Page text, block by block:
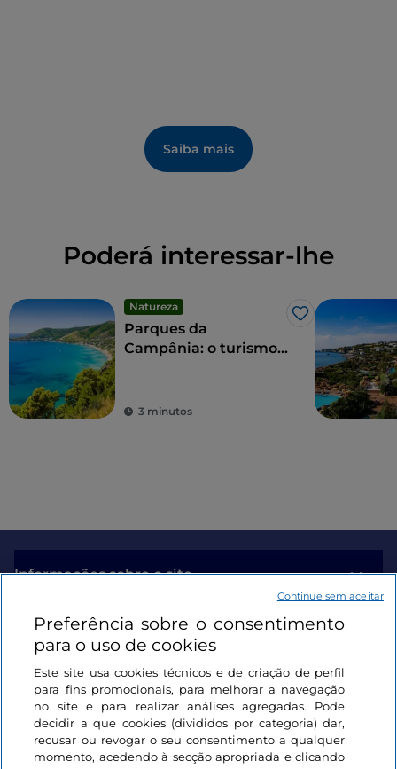
Saiba mais
Poderá interessar-lhe
Natureza
Gosto
Parques da
Campânia: o turismo
3 minutos
Informações sobre o site
Ligações úteis
Iniciar sessão
Mantenha-se em contacto
Preferência sobre o consentimento
para o uso de cookies
Este site usa cookies técnicos e de criação de perfil
para fins promocionais, para melhorar a navegação
no site e para realizar análises agregadas. Pode
decidir a que cookies (divididos por categoria) dar,
recusar ou revogar o seu consentimento a qualquer
momento, acedendo à secção apropriada e clicando
Continue sem aceitar